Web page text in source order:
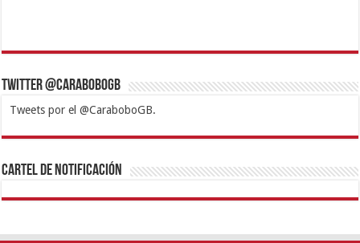
Twitter @CaraboboGB
Tweets por el @CaraboboGB.
1xbetBetturkeyBetistKralbetSupertotobetTipobetMatadorbetMariobet
https://mvbcasino.com/
Cartel de Notificación